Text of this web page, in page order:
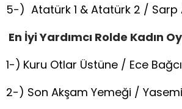
5-) Atatürk 1 & Atatürk 2 / Sarp
En İyi Yardımcı Rolde Kadın
1-) Kuru Otlar Üstüne / Ece Bağcı
2-) Son Akşam Yemeği /